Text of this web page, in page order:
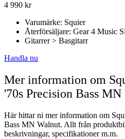
4 990 kr
Varumärke: Squier
Återförsäljare: Gear 4 Music
Gitarrer > Basgitarr
Handla nu
Mer information om
'70s Precision Bass
Här hittar ni mer information om
Bass MN Walnut. Allt från
beskrivningar, specifikationer m.m.